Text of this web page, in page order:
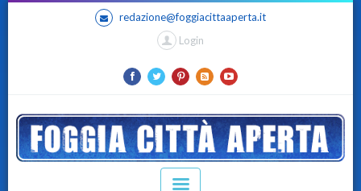
redazione@foggiacittaaperta.it
Login